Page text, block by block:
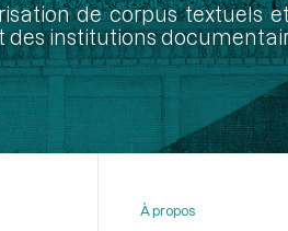
de corpus textuels
institutions
À propos